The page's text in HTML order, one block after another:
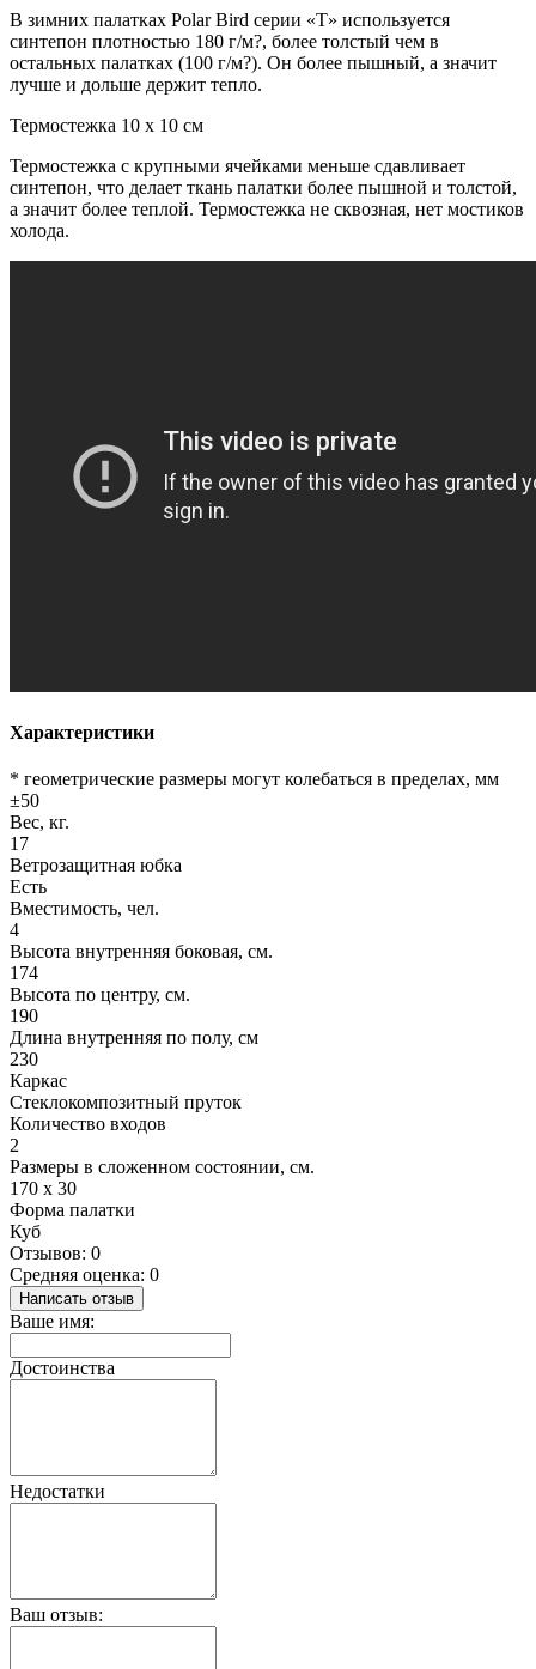
В зимних палатках Polar Bird серии «Т» используется
синтепон плотностью 180 г/м?, более толстый чем в
остальных палатках (100 г/м?). Он более пышный, а значит
лучше и дольше держит тепло.
Термостежка 10 х 10 см
Термостежка с крупными ячейками меньше сдавливает
синтепон, что делает ткань палатки более пышной и толстой,
а значит более теплой. Термостежка не сквозная, нет мостиков
холода.
Характеристики
* геометрические размеры могут колебаться в пределах, мм
±50
Вес, кг.
17
Ветрозащитная юбка
Есть
Вместимость, чел.
4
Высота внутренняя боковая, см.
174
Высота по центру, см.
190
Длина внутренняя по полу, см
230
Каркас
Стеклокомпозитный пруток
Количество входов
2
Размеры в сложенном состоянии, см.
170 х 30
Форма палатки
Куб
Отзывов: 0
Средняя оценка: 0
Написать отзыв
Ваше имя:
Достоинства
Недостатки
Ваш отзыв: